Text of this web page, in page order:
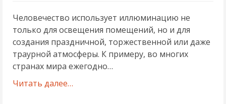
Человечество использует иллюминацию не
только для освещения помещений, но и для
создания праздничной, торжественной или даже
траурной атмосферы. К примеру, во многих
странах мира ежегодно…
Читать далее…